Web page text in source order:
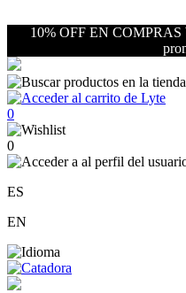
10% OFF EN COMPRAS
0
0
ES
EN